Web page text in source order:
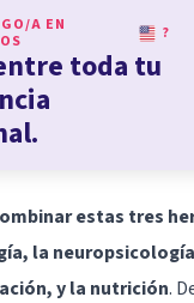
A EN
?
toda tu
estas tres
la
y la nutrición.